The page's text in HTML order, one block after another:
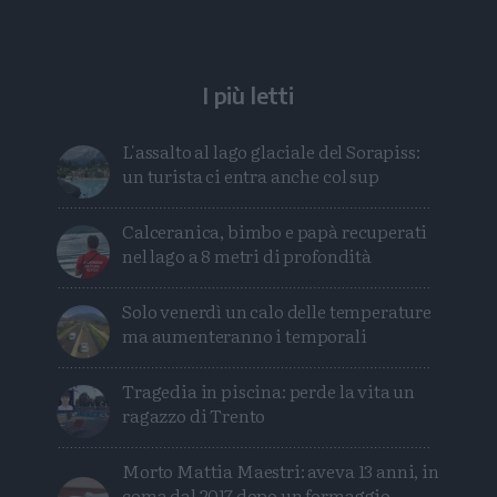
I più letti
L'assalto al lago glaciale del Sorapiss:
un turista ci entra anche col sup
Calceranica, bimbo e papà recuperati
nel lago a 8 metri di profondità
Solo venerdì un calo delle temperature
ma aumenteranno i temporali
Tragedia in piscina: perde la vita un
ragazzo di Trento
Morto Mattia Maestri: aveva 13 anni, in